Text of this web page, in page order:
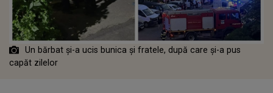
Un bărbat și-a ucis bunica și fratele, după care și-a pus
capăt zilelor